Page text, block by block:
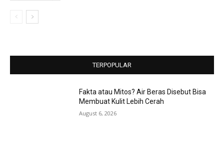
TERPOPULAR
Fakta atau Mitos? Air Beras Disebut Bisa
Membuat Kulit Lebih Cerah
August 6, 2026